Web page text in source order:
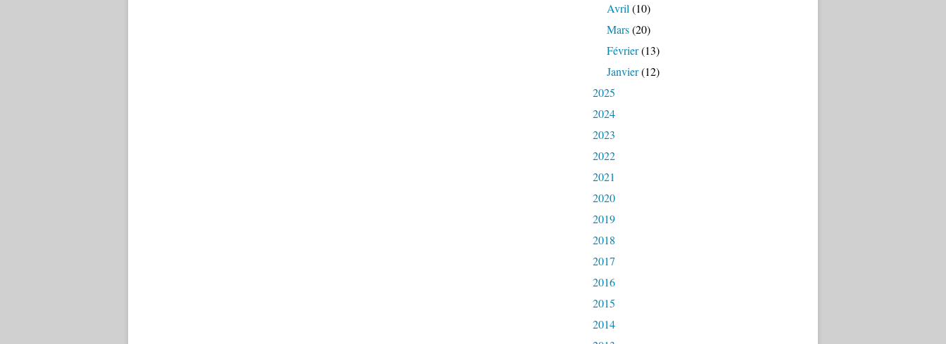
Avril (10)
Mars(20)
Février(13)
Janvier(12)
2025
2024
2023
2022
2021
2020
2019
2018
2017
2016
2015
2014